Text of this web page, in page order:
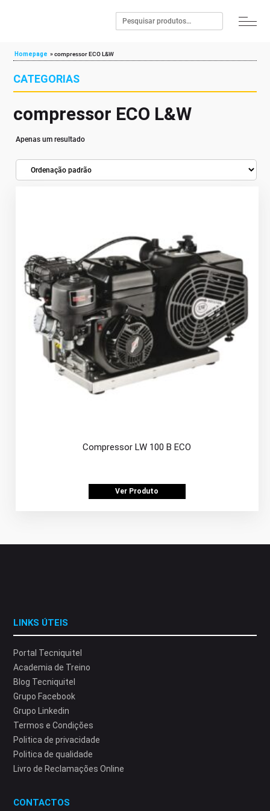
Homepage »compressor ECO L&W
CATEGORIAS
compressor ECO L&W
Apenas um resultado
Compressor LW 100 B ECO
Ver Produto
LINKS ÚTEIS
Portal Tecniquitel
Academia de Treino
Blog Tecniquitel
Grupo Facebook
Grupo Linkedin
Termos e Condições
Politica de privacidade
Politica de qualidade
Livro de Reclamações Online
CONTACTOS